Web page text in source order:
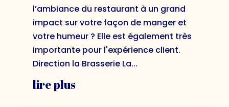
l’ambiance du restaurant à un grand
impact sur votre façon de manger et
votre humeur ? Elle est également très
importante pour l'expérience client.
Direction la Brasserie La...
lire plus